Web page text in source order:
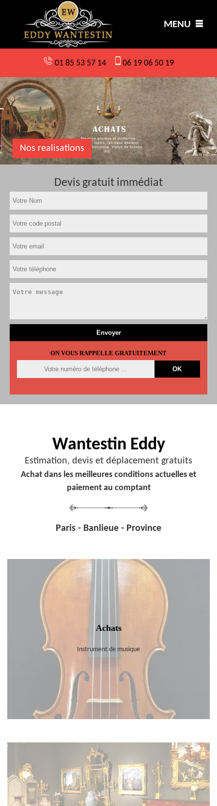
MENU
01 85 53 57 14 06 19 06 50 19
Nos realisations
Devis gratuit immédiat
ON VOUS RAPPELLE GRATUITEMENT
Wantestin Eddy
Estimation, devis et déplacement gratuits
Achat dans les meilleures conditions actuelles et
paiement au comptant
Paris - Banlieue - Province
Achats
Instrument de musique